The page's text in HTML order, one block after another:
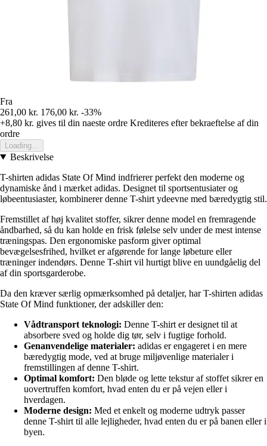
Fra
261,00 kr. 176,00 kr. -33%
+8,80 kr. gives til din naeste ordre Krediteres efter bekraeftelse af din
ordre
Loading...
Beskrivelse
T-shirten adidas State Of Mind indfrierer perfekt den moderne og
dynamiske ånd i mærket adidas. Designet til sportsentusiater og
løbeentusiaster, kombinerer denne T-shirt ydeevne med bæredygtig stil.
Fremstillet af høj kvalitet stoffer, sikrer denne model en fremragende
åndbarhed, så du kan holde en frisk følelse selv under de mest intense
træningspas. Den ergonomiske pasform giver optimal
bevægelsesfrihed, hvilket er afgørende for lange løbeture eller
træninger indendørs. Denne T-shirt vil hurtigt blive en uundgåelig del
af din sportsgarderobe.
Da den kræver særlig opmærksomhed på detaljer, har T-shirten adidas
State Of Mind funktioner, der adskiller den:
Vådtransport teknologi: Denne T-shirt er designet til at
absorbere sved og holde dig tør, selv i fugtige forhold.
Genanvendelige materialer: adidas er engageret i en mere
bæredygtig mode, ved at bruge miljøvenlige materialer i
fremstillingen af denne T-shirt.
Optimal komfort: Den bløde og lette tekstur af stoffet sikrer en
uovertruffen komfort, hvad enten du er på vejen eller i
hverdagen.
Moderne design: Med et enkelt og moderne udtryk passer
denne T-shirt til alle lejligheder, hvad enten du er på banen eller i
byen.